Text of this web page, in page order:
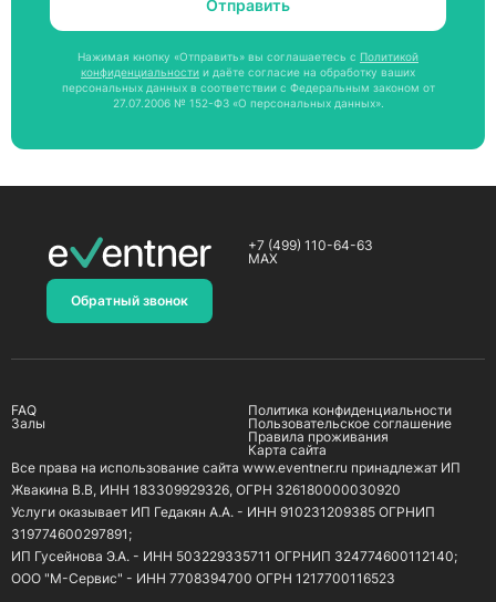
Отправить
Нажимая кнопку «Отправить» вы соглашаетесь с Политикой
конфиденциальности и даёте согласие на обработку ваших
персональных данных в соответствии с Федеральным законом от
27.07.2006 № 152-ФЗ «О персональных данных».
Обратный звонок
+7 (499) 110-64-63
MAX
FAQ
Залы
Политика конфиденциальности
Пользовательское соглашение
Правила проживания
Карта сайта
Все права на использование сайта www.eventner.ru принадлежат ИП
Жвакина В.В, ИНН 183309929326, ОГРН 326180000030920
Услуги оказывает ИП Гедакян А.А. - ИНН 910231209385 ОГРНИП
319774600297891;
ИП Гусейнова Э.А. - ИНН 503229335711 ОГРНИП 324774600112140;
ООО "М-Сервис" - ИНН 7708394700 ОГРН 1217700116523